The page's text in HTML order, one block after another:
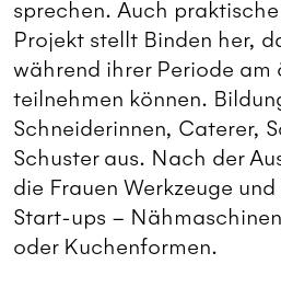
sprechen. Auch
Projekt stellt Binden her,
während ihrer Periode
teilnehmen können.
Schneiderinnen, Caterer,
Schuster aus. Nach der
die Frauen Werkzeuge
Start-ups –
oder Kuchenformen.